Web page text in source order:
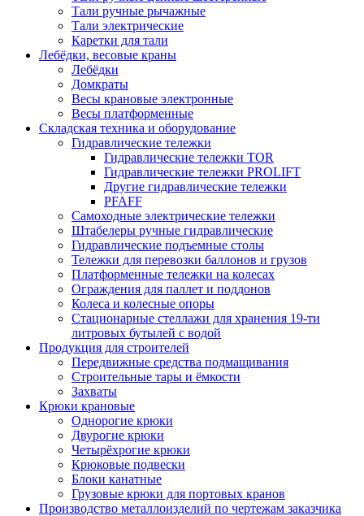
Тали ручные рычажные
Тали электрические
Каретки для тали
Лебёдки, весовые краны
Лебёдки
Домкраты
Весы крановые электронные
Весы платформенные
Складская техника и оборудование
Гидравлические тележки
Гидравлические тележки TOR
Гидравлические тележки PROLIFT
Другие гидравлические тележки
PFAFF
Самоходные электрические тележки
Штабелеры ручные гидравлические
Гидравлические подъемные столы
Тележки для перевозки баллонов и грузов
Платформенные тележки на колесах
Ограждения для паллет и поддонов
Колеса и колесные опоры
Стационарные стеллажи для хранения 19-ти
литровых бутылей с водой
Продукция для строителей
Передвижные средства подмащивания
Строительные тары и ёмкости
Захваты
Крюки крановые
Однорогие крюки
Двурогие крюки
Четырёхрогие крюки
Крюковые подвески
Блоки канатные
Грузовые крюки для портовых кранов
Производство металлоизделий по чертежам заказчика